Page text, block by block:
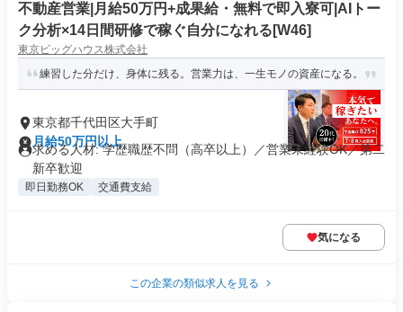
不動産営業|月給50万円+成果給・無料で即入寮可|AIトー
ク分析×14日間研修で稼ぐ自分になれる[W46]
東京ビッグハウス株式会社
練習した分だけ、身体に残る。営業力は、一生モノの資産になる。
東京都千代田区大手町
月給50万円以上
求める人材: 学歴職歴不問（高卒以上）／営業未経験OK／第二
新卒歓迎
即日勤務OK 交通費支給
気になる
この企業の類似求人を見る